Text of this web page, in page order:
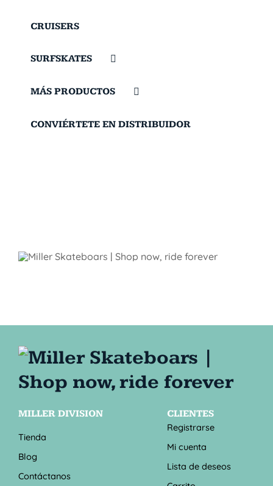
CRUISERS
SURFSKATES
MÁS PRODUCTOS
CONVIÉRTETE EN DISTRIBUIDOR
MILLER DIVISION
Tienda
Blog
Contáctanos
CLIENTES
Registrarse
Mi cuenta
Lista de deseos